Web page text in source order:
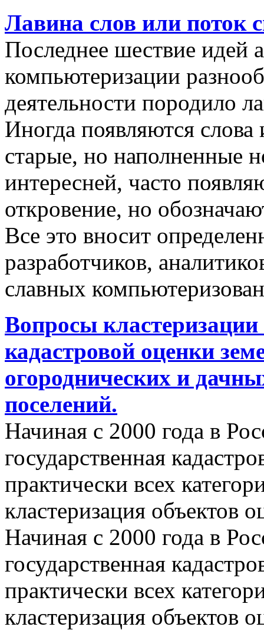
Лавина слов или поток
Последнее шествие идей
компьютеризации
деятельности породило
Иногда появляются
старые, но наполненные
интересней, часто
откровение, но
Все это вносит
разработчиков,
славных
Вопросы кластеризации
кадастровой оценки
огороднических и
поселений.
Начиная с 2000 года в
государственная
практически всех
кластеризация объектов
Начиная с 2000 года в
государственная
практически всех
кластеризация объектов